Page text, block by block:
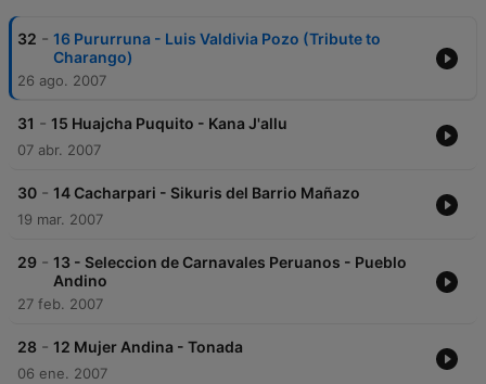
32 - 16 Pururruna - Luis Valdivia Pozo (Tribute to
Charango)
26 ago. 2007
31 - 15 Huajcha Puquito - Kana J'allu
07 abr. 2007
30 - 14 Cacharpari - Sikuris del Barrio Mañazo
19 mar. 2007
29 - 13 - Seleccion de Carnavales Peruanos - Pueblo
Andino
27 feb. 2007
28 - 12 Mujer Andina - Tonada
06 ene. 2007